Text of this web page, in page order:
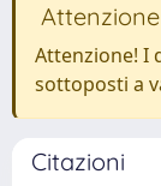
Attenzione
Attenzione! I
sottoposti a
Citazioni